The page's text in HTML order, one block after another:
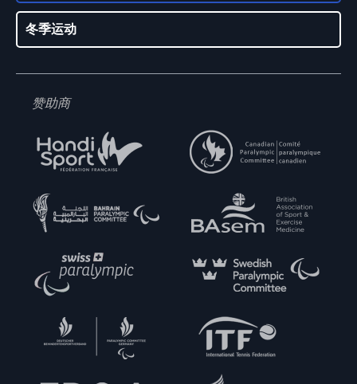
冬季运动
赞助商